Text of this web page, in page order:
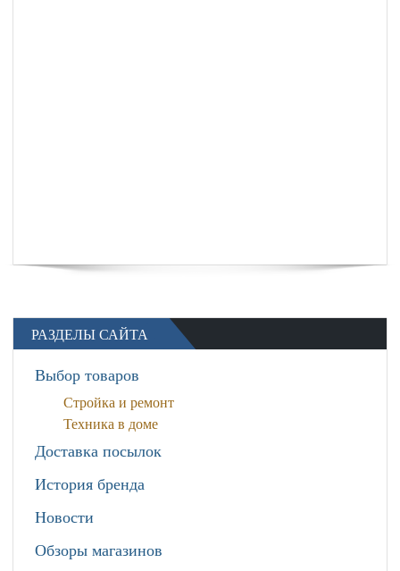
РАЗДЕЛЫ САЙТА
Выбор товаров
Стройка и ремонт
Техника в доме
Доставка посылок
История бренда
Новости
Обзоры магазинов